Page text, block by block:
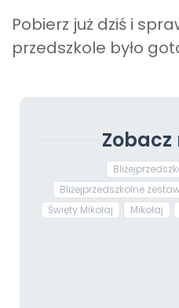
Pobierz już dziś i
przedszkole było
Zobacz
Bliżejprzedszkolne
Święty Mikołaj
Mikołaj